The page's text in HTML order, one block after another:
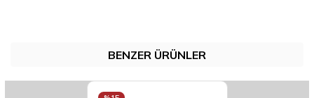
BENZER ÜRÜNLER